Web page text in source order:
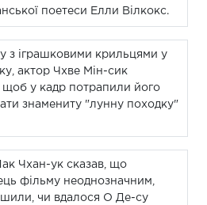
поетеси Елли Вілкокс.
з іграшковими крильцями у
актор Чхве Мін-сик
у кадр потрапили його
знамениту "лунну походку"
Чхан-ук сказав, що
фільму неоднозначним,
чи вдалося О Де-су